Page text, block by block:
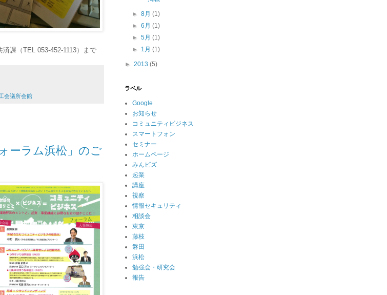
課（TEL 053-452-1113）まで
会議所会館
ーラム浜松」のご
►8月(1)
►6月(1)
►5月(1)
► 1月(1)
► 2013 (5)
ラベル
Google
お知らせ
コミュニティビジネス
スマートフォン
セミナー
ホームページ
みんビズ
起業
講座
視察
情報セキュリティ
相談会
東京
藤枝
磐田
浜松
勉強会・研究会
報告